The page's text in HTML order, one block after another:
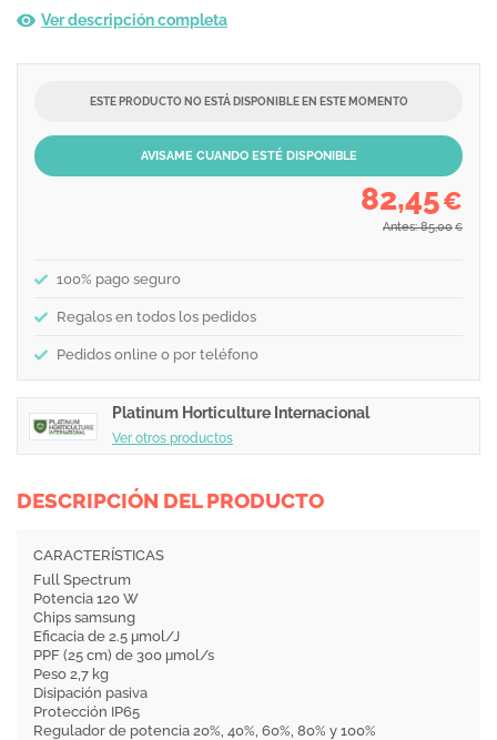
Ver descripción completa
ESTE PRODUCTO NO ESTÁ DISPONIBLE EN ESTE MOMENTO
AVISAME CUANDO ESTÉ DISPONIBLE
82,45€
Antes: 85,00 €
100% pago seguro
Regalos en todos los pedidos
Pedidos online o por teléfono
Platinum Horticulture Internacional
Ver otros productos
DESCRIPCIÓN DEL PRODUCTO
CARACTERÍSTICAS
Full Spectrum
Potencia 120 W
Chips samsung
Eficacia de 2.5 μmol/J
PPF (25 cm) de 300 μmol/s
Peso 2,7 kg
Disipación pasiva
Protección IP65
Regulador de potencia 20%, 40%, 60%, 80% y 100%